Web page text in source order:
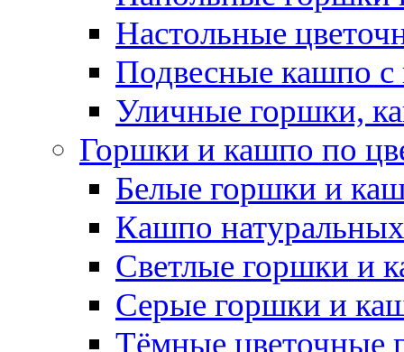
Настольные
Подвесные кашпо с
Уличные горшки,
Горшки и кашпо по
Белые горшки и
Кашпо
Светлые горшки и
Серые горшки и
Тёмные цветочные